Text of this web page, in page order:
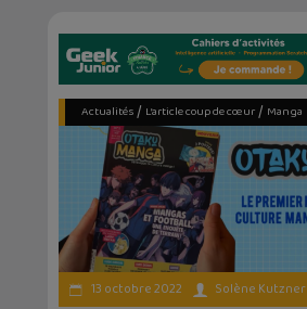
Actualités/ L’article coup de cœur/ Manga
13 octobre 2022 Solène Kutzner